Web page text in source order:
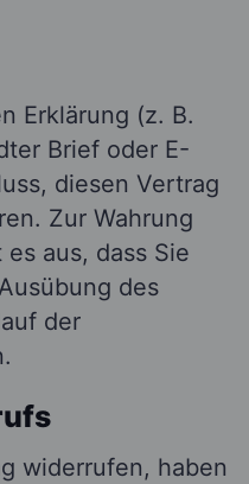
Erklärung (z. B.
Brief oder E-
diesen Vertrag
Zur Wahrung
aus, dass Sie
des
der
widerrufen, haben